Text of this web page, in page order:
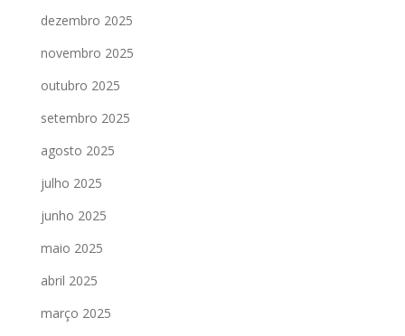
dezembro 2025
novembro 2025
outubro 2025
setembro 2025
agosto 2025
julho 2025
junho 2025
maio 2025
abril 2025
março 2025